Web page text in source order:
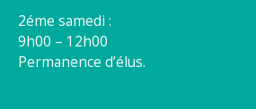
2éme samedi :
9h00 – 12h00
Permanence d’élus.